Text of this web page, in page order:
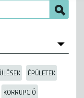
ÉPÜLETEK
KORRUPCIÓ